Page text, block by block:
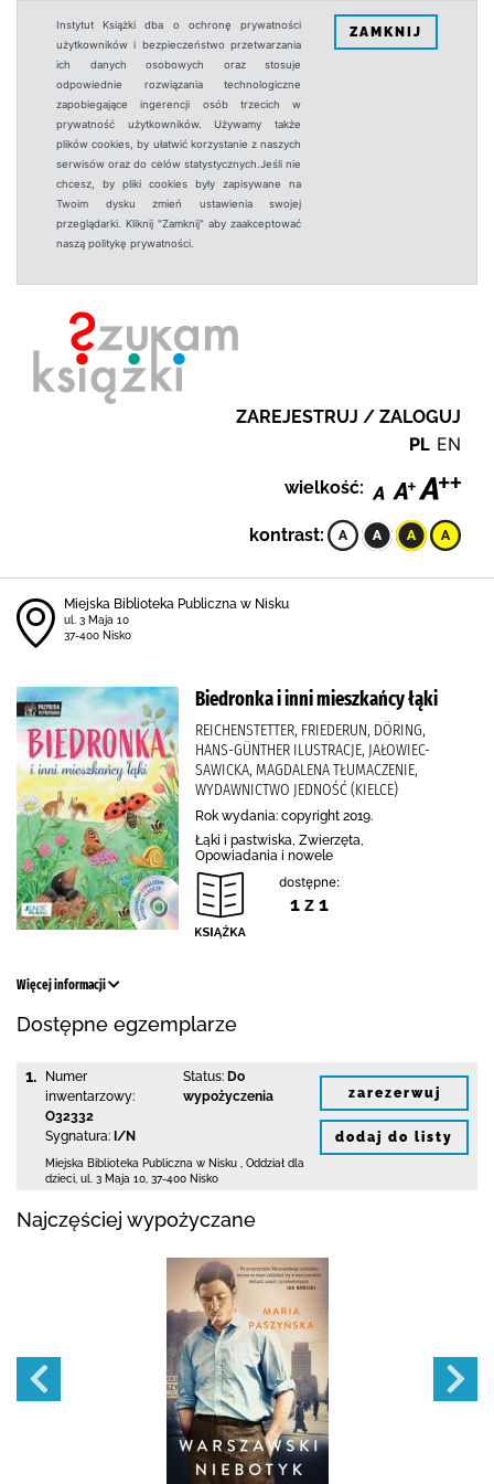
Instytut Książki dba o ochronę prywatności
użytkowników i bezpieczeństwo przetwarzania
ich danych osobowych oraz stosuje
odpowiednie rozwiązania technologiczne
zapobiegające ingerencji osób trzecich w
prywatność użytkowników. Używamy także
plików cookies, by ułatwić korzystanie z naszych
serwisów oraz do celów statystycznych.Jeśli nie
chcesz, by pliki cookies były zapisywane na
Twoim dysku zmień ustawienia swojej
przeglądarki. Kliknij "Zamknij" aby zaakceptować
naszą politykę prywatności.
ZAMKNIJ
ZAREJESTRUJ / ZALOGUJ
PL EN
wielkość:
kontrast:
Miejska Biblioteka Publiczna w Nisku
ul. 3 Maja 10
37-400 Nisko
Biedronka i inni mieszkańcy łąki
REICHENSTETTER, FRIEDERUN, DÖRING,
HANS-GÜNTHER ILUSTRACJE, JAŁOWIEC-
SAWICKA, MAGDALENA TŁUMACZENIE,
WYDAWNICTWO JEDNOŚĆ (KIELCE)
Rok wydania: copyright 2019.
Łąki i pastwiska, Zwierzęta,
Opowiadania i nowele
dostępne:
1 z 1
Więcej informacji
Dostępne egzemplarze
1.
Numer
inwentarzowy:
O32332
Sygnatura: I/N
Status: Do
wypożyczenia
Miejska Biblioteka Publiczna w Nisku
Oddział dla
dzieci, ul. 3 Maja 10 37-400 Nisko
zarezerwuj
dodaj do listy
Najczęściej wypożyczane